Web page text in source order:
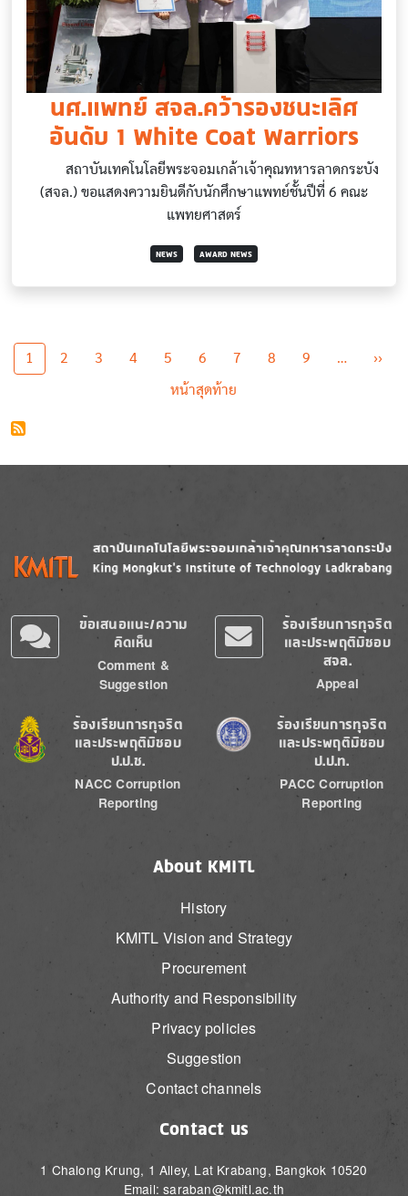
นศ.แพทย์ สจล.คว้ารองชนะเลิศ
อันดับ 1 White Coat Warriors
สถาบันเทคโนโลยีพระจอมเกล้าเจ้าคุณทหารลาดกระบัง
(สจล.) ขอแสดงความยินดีกับนักศึกษาแพทย์ชั้นปีที่ 6 คณะ
แพทยศาสตร์
NEWS AWARD NEWS
Pagination
1 2 3 4 5 6 7 8 9 … ››
หน้าสุดท้าย
Image
ข้อเสนอแนะ/ความ
คิดเห็น
Comment &
Suggestion
ร้องเรียนการทุจริต
และประพฤติมิชอบ
สจล.
Appeal
Image
ร้องเรียนการทุจริต
และประพฤติมิชอบ
ป.ป.ช.
NACC Corruption
Reporting
Image
ร้องเรียนการทุจริต
และประพฤติมิชอบ
ป.ป.ท.
PACC Corruption
Reporting
About KMITL
History
KMITL Vision and Strategy
Procurement
Authority and Responsibility
Privacy policies
Suggestion
Contact channels
Contact us
1 Chalong Krung, 1 Alley, Lat Krabang, Bangkok 10520
Email: saraban@kmitl.ac.th